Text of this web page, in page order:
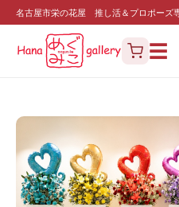
名古屋市栄の花屋 推し活＆プロポーズ
☰